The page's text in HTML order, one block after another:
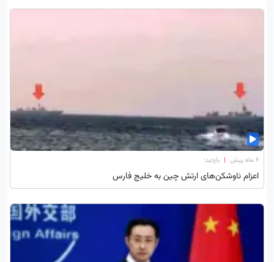
۶ ماه پیش | بازدید:
اعزام ناوشکن‌های ارتش چین به خلیج فارس